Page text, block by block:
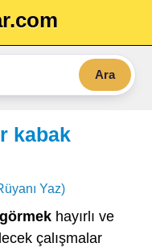
Ara
kabak
Yaz)
hayırlı ve
çalışmalar